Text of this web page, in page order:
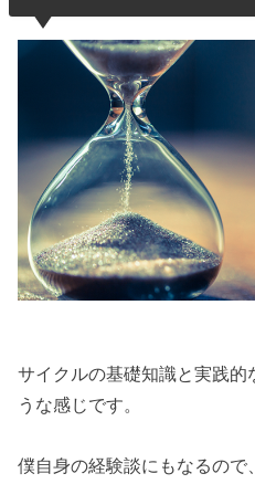
サイクルの基礎知識と実践的
うな感じです。
僕自身の経験談にもなるの